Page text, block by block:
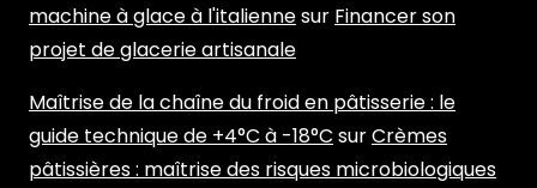
machine à glace à l'italiennesur Financer son
projet de glacerie artisanale
Maîtrise de la chaîne du froid en pâtisserie : le
guide technique de +4°C à -18°C surCrèmes
pâtissières : maîtrise des risques microbiologiques